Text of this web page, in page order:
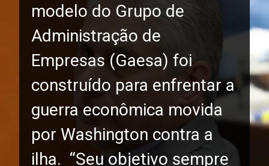
modelo do Grupo de
Administração de
Empresas (Gaesa) foi
construído para enfrentar a
guerra econômica movida
por Washington contra a
ilha. “Seu objetivo sempre